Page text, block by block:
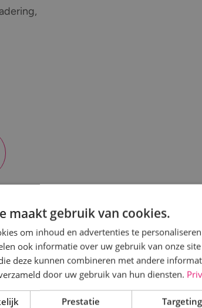
samen met Trinity Sales. Voor
maakt gebruik van cookies.
om inhoud en advertenties te
ook informatie over uw gebruik van onze
deze kunnen combineren met andere
door uw gebruik van hun diensten.
Prestatie Targeting